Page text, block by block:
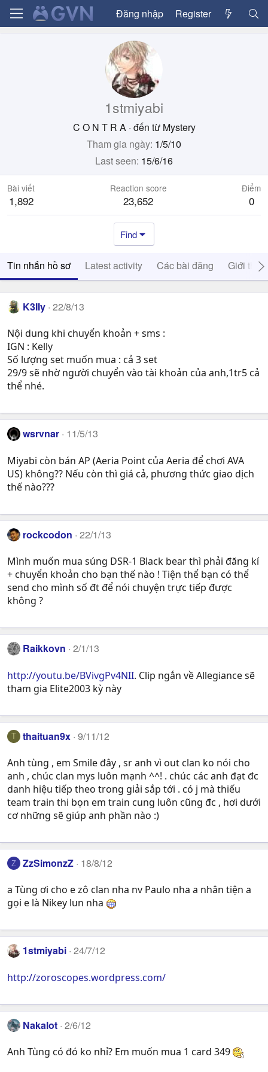
Đăng nhập Register
1stmiyabi
C O N T R A · đến từ Mystery
Tham gia ngày 1/5/10
Last seen 15/6/16
Bài viết
1,892
Reaction score
23,652
Điểm
0
Find
Tin nhắn hồ sơ Latest activity Các bài đăng Giới thiệu
K3IIy 22/8/13
Nội dung khi chuyển khoản + sms :
IGN : Kelly
Số lượng set muốn mua : cả 3 set
29/9 sẽ nhờ người chuyển vào tài khoản của anh,1tr5 cả
thể nhé.
wsrvnar 11/5/13
Miyabi còn bán AP (Aeria Point của Aeria để chơi AVA
US) không?? Nếu còn thì giá cả, phương thức giao dịch
thế nào???
rockcodon 22/1/13
Mình muốn mua súng DSR-1 Black bear thì phải đăng kí
+ chuyển khoản cho bạn thế nào ! Tiện thể bạn có thể
send cho mình số đt để nói chuyện trực tiếp được
không ?
Raikkovn 2/1/13
http://youtu.be/BVivgPv4NII. Clip ngắn về Allegiance sẽ
tham gia Elite2003 kỳ này
T thaituan9x 9/11/12
Anh tùng , em Smile đây , sr anh vì out clan ko nói cho
anh , chúc clan mys luôn mạnh ^^! . chúc các anh đạt đc
danh hiệu tiếp theo trong giải sắp tới . có j mà thiếu
team train thi bọn em train cung luôn cũng đc , hơi dưới
cơ những sẽ giúp anh phần nào :)
Z ZzSimonzZ 18/8/12
a Tùng ơi cho e zô clan nha nv Paulo nha a nhân tiện a
gọi e là Nikey lun nha
1stmiyabi 24/7/12
http://zoroscopes.wordpress.com/
Nakalot 2/6/12
Anh Tùng có đó ko nhỉ? Em muốn mua 1 card 349